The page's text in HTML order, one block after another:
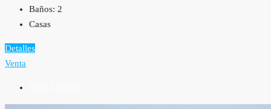
Baños: 2
Casas
Detalles
Venta